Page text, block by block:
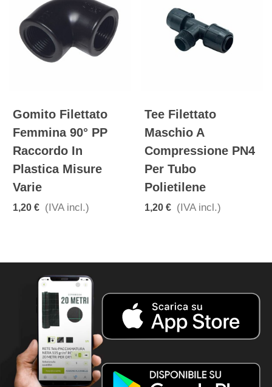
Gomito Filettato
Femmina 90° PP
Raccordo In
Plastica Misure
Varie
1,20 € (IVA incl.)
Tee Filettato
Maschio A
Compressione PN4
Per Tubo
Polietilene
1,20 € (IVA incl.)